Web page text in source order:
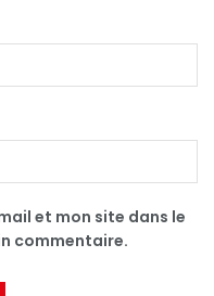
et mon site dans le
commentaire.